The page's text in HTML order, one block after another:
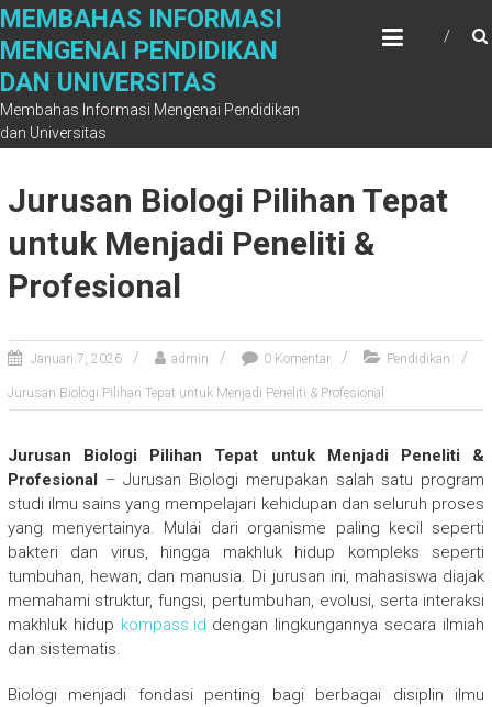
Skip
content
MEMBAHAS INFORMASI
MENGENAI PENDIDIKAN
DAN UNIVERSITAS
Membahas Informasi Mengenai Pendidikan
dan Universitas
Jurusan Biologi Pilihan Tepat
untuk Menjadi Peneliti &
Profesional
Januari 7, 2026 admin 0 Komentar Pendidikan
Jurusan Biologi Pilihan Tepat untuk Menjadi Peneliti & Profesional
Jurusan Biologi Pilihan Tepat untuk Menjadi Peneliti &
Profesional – Jurusan Biologi merupakan salah satu program
studi ilmu sains yang mempelajari kehidupan dan seluruh proses
yang menyertainya. Mulai dari organisme paling kecil seperti
bakteri dan virus, hingga makhluk hidup kompleks seperti
tumbuhan, hewan, dan manusia. Di jurusan ini, mahasiswa diajak
memahami struktur, fungsi, pertumbuhan, evolusi, serta interaksi
makhluk hidup kompass.id dengan lingkungannya secara ilmiah
dan sistematis.
Biologi menjadi fondasi penting bagi berbagai disiplin ilmu